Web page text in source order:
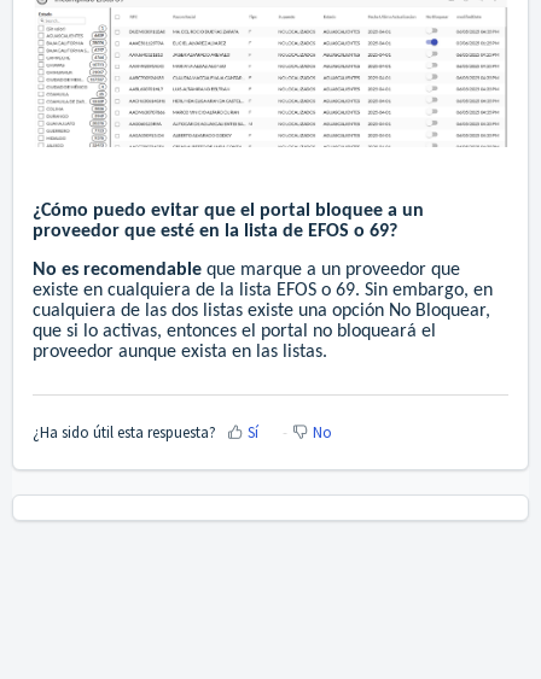
¿Cómo puedo evitar que el portal bloquee a un
proveedor que esté en la lista de EFOS o 69?
No es recomendable que marque a un proveedor que
existe en cualquiera de la lista EFOS o 69. Sin embargo, en
cualquiera de las dos listas existe una opción No Bloquear,
que si lo activas, entonces el portal no bloqueará el
proveedor aunque exista en las listas.
¿Ha sido útil esta respuesta? Sí No